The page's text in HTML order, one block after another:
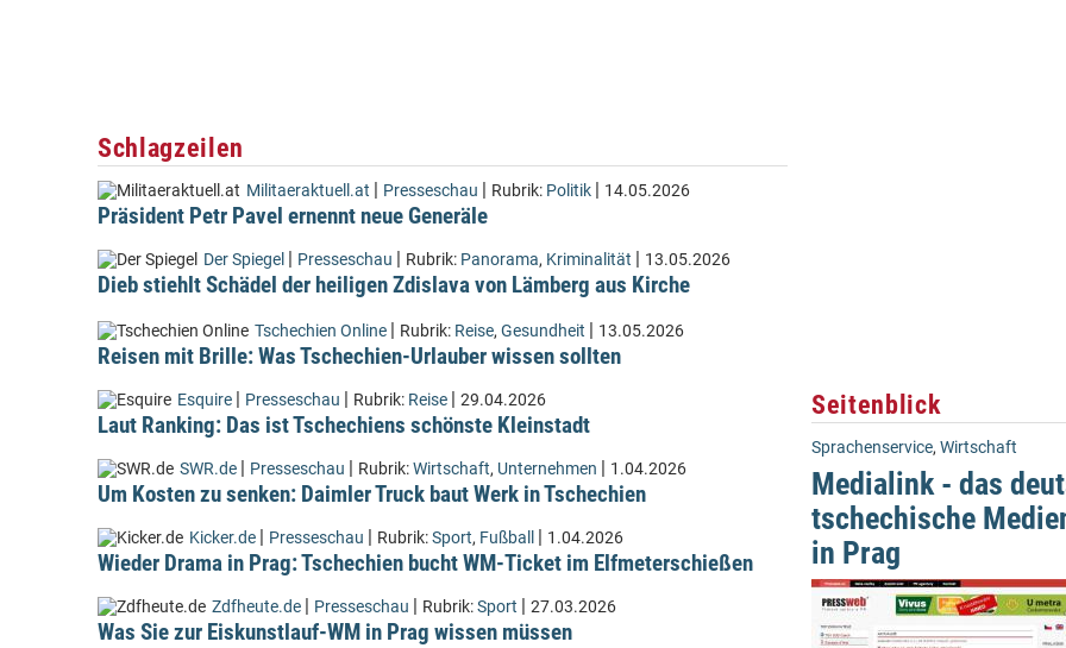
Schlagzeilen
Militaeraktuell.at | Presseschau | Rubrik: Politik | 14.05.2026
Präsident Petr Pavel ernennt neue Generäle
Der Spiegel | Presseschau | Rubrik: Panorama, Kriminalität | 13.05.2026
Dieb stiehlt Schädel der heiligen Zdislava von Lämberg aus Kirche
Tschechien Online | Rubrik: Reise, Gesundheit | 13.05.2026
Reisen mit Brille: Was Tschechien-Urlauber wissen sollten
Esquire | Presseschau | Rubrik: Reise | 29.04.2026
Laut Ranking: Das ist Tschechiens schönste Kleinstadt
SWR.de | Presseschau | Rubrik:Wirtschaft, Unternehmen | 1.04.2026
Um Kosten zu senken: Daimler Truck baut Werk in Tschechien
Kicker.de | Presseschau | Rubrik:Sport, Fußball | 1.04.2026
Wieder Drama in Prag: Tschechien bucht WM-Ticket im Elfmeterschießen
Zdfheute.de | Presseschau | Rubrik:Sport | 27.03.2026
Was Sie zur Eiskunstlauf-WM in Prag wissen müssen
Seitenblick
Sprachenservice, Wirtschaft
Medialink - das
tschechische
in Prag